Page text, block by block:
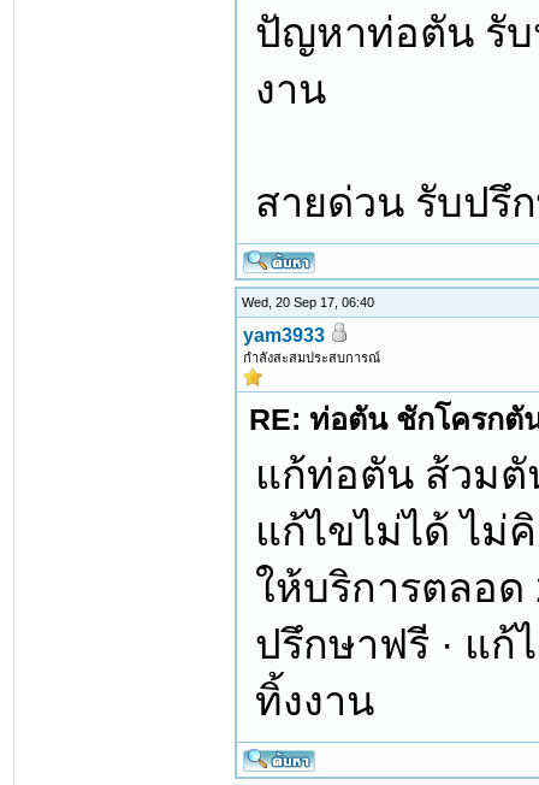
ปัญหาท่อตัน รับ
งาน
สายด่วน รับปรึ
Wed, 20 Sep 17, 06:40
yam3933
กำลังสะสมประสบการณ์
RE: ท่อตัน ชักโครก
แก้ท่อตัน ส้วมตั
แก้ไขไม่ได้ ไม่
ให้บริการตลอ
ปรึกษาฟรี · แก้
ทิ้งงาน